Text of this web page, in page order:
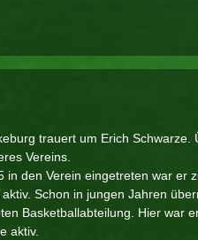
trauert um Erich
Vereins.
in den Verein eingetreten war er
Schon in jungen Jahren
Basketballabteilung. Hier war
aktiv.